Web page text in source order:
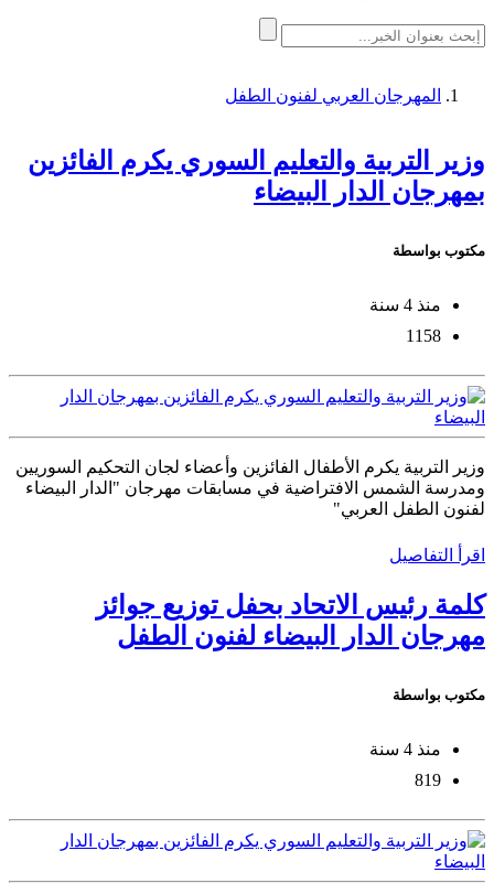
المهرجان العربي لفنون الطفل
وزير التربية والتعليم السوري يكرم الفائزين
بمهرجان الدار البيضاء
مكتوب بواسطة
منذ 4 سنة
1158
وزير التربية يكرم الأطفال الفائزين وأعضاء لجان التحكيم السوريين
ومدرسة الشمس الافتراضية في مسابقات مهرجان "الدار البيضاء
لفنون الطفل العربي"
اقرأ التفاصيل
كلمة رئيس الاتحاد بحفل توزيع جوائز
مهرجان الدار البيضاء لفنون الطفل
مكتوب بواسطة
منذ 4 سنة
819